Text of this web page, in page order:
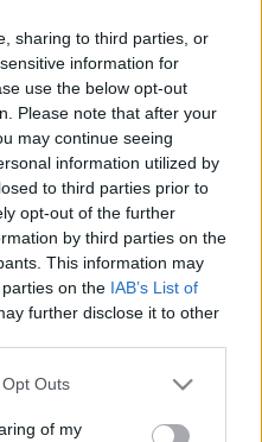
sharing to third parties, or
information for
use the below opt-out
Please note that after your
may continue seeing
information utilized by
to third parties prior to
opt-out of the further
by third parties on the
This information may
on the IAB’s List of
further disclose it to other
uses one or more Google
You may click to
Outs
of my
francia
egyre növekvő
sikerrel járt.
rendezője volt az
felesége, a néhai
is feltűnt benne.
ben brutális gyilkosság